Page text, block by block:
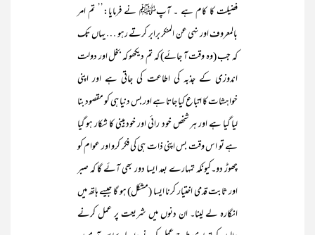
فضیلت کا کام ہے ۔ آپﷺ نے فرمایا:’’ تم امر
بالمعروف اور نہی عن المنکر برابر کرتے رہو … یہاں تک
کہ جب (وہ وقت آ جائے) کہ تم دیکھو کہ بخل اور دولت
اندوزی کے جذبہ کی اطاعت کی جاتی ہے اور اپنی
خواہشات کا اتباع کیا جاتا ہے اور بس دنیا ہی کو مقصود بنا
لیا گیا ہے اور ہر شخص خود رائی اور خودبینی کا شکار ہو گیا
ہے تو اس وقت بس اپنی ذات ہی کی فکر کرو اور عوام کو
چھوڑ دو۔کیونکہ تمہارے بعد ایسا دور بھی آئے گا کہ صبر
اور ثابت قدمی اختیار کرنا ایسا (مشکل) ہو گا جیسے ہاتھ میں
انگارہ لے لینا۔ ان دنوں میں شریعت پر عمل کرنے